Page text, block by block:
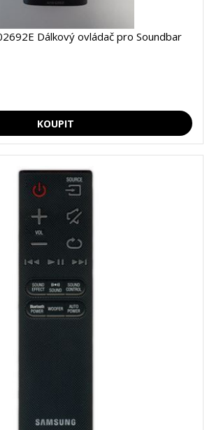
Dálkový ovládač pro Soundbar